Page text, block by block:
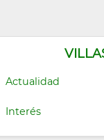
Actualidad
Interés